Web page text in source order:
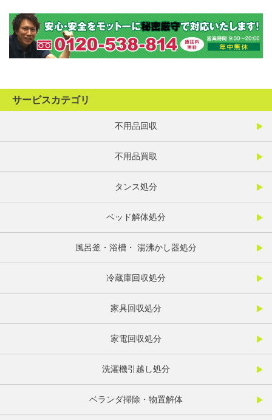
サービスカテゴリ
不用品回収
不用品買取
タンス処分
ベッド解体処分
風呂釜・浴槽・ 湯沸かし器処分
冷蔵庫回収処分
家具回収処分
家電回収処分
洗濯機引越し処分
ベランダ掃除・物置解体